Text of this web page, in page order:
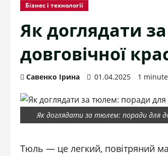
Бізнес і технології
Як доглядати
довговічної
Савенко Ірина 01.04.2025 1
Як доглядати за тюлем: поради для
Тюль — це легкий, повітряний